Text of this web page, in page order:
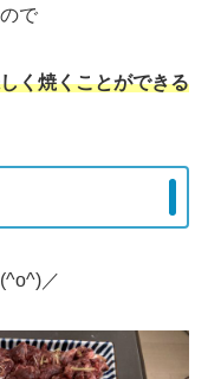
で
く焼くことができる
／